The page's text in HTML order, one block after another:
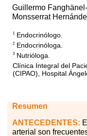
Guillermo
Monsserrat
1 Endocrinólogo.
2 Endocrinóloga.
3 Nutrióloga.
Clínica Integral del
(CIPAO), Hospital
Resumen
ANTECEDENTES:
arterial son